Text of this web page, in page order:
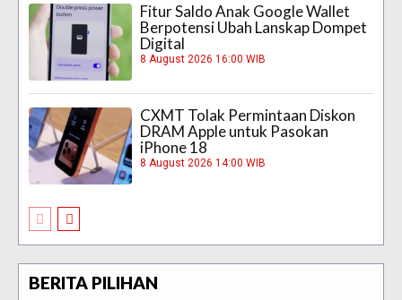
Fitur Saldo Anak Google Wallet
Berpotensi Ubah Lanskap Dompet
Digital
8 August 2026 16:00 WIB
CXMT Tolak Permintaan Diskon
DRAM Apple untuk Pasokan
iPhone 18
8 August 2026 14:00 WIB
BERITA PILIHAN